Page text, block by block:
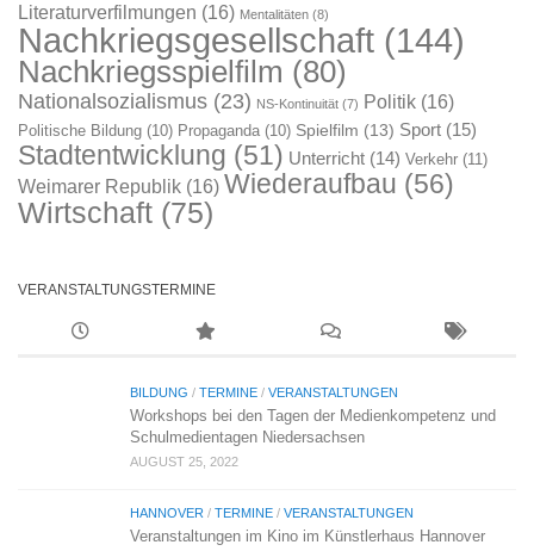
Literaturverfilmungen (16) Mentalitäten (8)
Nachkriegsgesellschaft (144)
Nachkriegsspielfilm (80)
Nationalsozialismus (23) NS-Kontinuität (7) Politik (16)
Politische Bildung (10) Propaganda (10) Spielfilm (13) Sport (15)
Stadtentwicklung (51) Unterricht (14) Verkehr (11)
Weimarer Republik (16) Wiederaufbau (56)
Wirtschaft (75)
VERANSTALTUNGSTERMINE
BILDUNG / TERMINE / VERANSTALTUNGEN
Workshops bei den Tagen der Medienkompetenz und
Schulmedientagen Niedersachsen
AUGUST 25, 2022
HANNOVER / TERMINE / VERANSTALTUNGEN
Veranstaltungen im Kino im Künstlerhaus Hannover